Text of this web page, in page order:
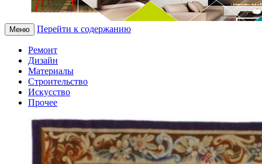
Меню Перейти к содержанию
Ремонт
Дизайн
Материалы
Строительство
Искусство
Прочее